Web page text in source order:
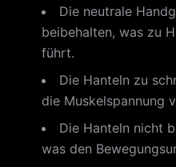
Die neutrale
beibehalten, was zu
führt.
Die Hanteln zu
die Muskelspannung
Die Hanteln nicht
was den